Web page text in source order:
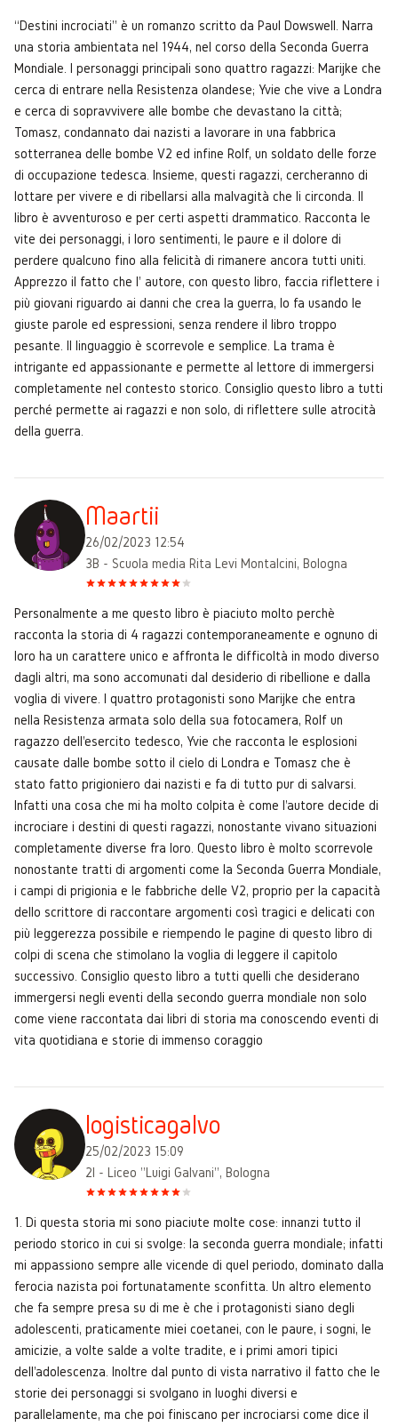
“Destini incrociati” è un romanzo scritto da Paul Dowswell. Narra
una storia ambientata nel 1944, nel corso della Seconda Guerra
Mondiale. I personaggi principali sono quattro ragazzi: Marijke che
cerca di entrare nella Resistenza olandese; Yvie che vive a Londra
e cerca di sopravvivere alle bombe che devastano la città;
Tomasz, condannato dai nazisti a lavorare in una fabbrica
sotterranea delle bombe V2 ed infine Rolf, un soldato delle forze
di occupazione tedesca. Insieme, questi ragazzi, cercheranno di
lottare per vivere e di ribellarsi alla malvagità che li circonda. Il
libro è avventuroso e per certi aspetti drammatico. Racconta le
vite dei personaggi, i loro sentimenti, le paure e il dolore di
perdere qualcuno fino alla felicità di rimanere ancora tutti uniti.
Apprezzo il fatto che l' autore, con questo libro, faccia riflettere i
più giovani riguardo ai danni che crea la guerra, lo fa usando le
giuste parole ed espressioni, senza rendere il libro troppo
pesante. Il linguaggio è scorrevole e semplice. La trama è
intrigante ed appassionante e permette al lettore di immergersi
completamente nel contesto storico. Consiglio questo libro a tutti
perché permette ai ragazzi e non solo, di riflettere sulle atrocità
della guerra.
Maartii
26/02/2023 12:54
3B - Scuola media Rita Levi Montalcini, Bologna
Personalmente a me questo libro è piaciuto molto perchè
racconta la storia di 4 ragazzi contemporaneamente e ognuno di
loro ha un carattere unico e affronta le difficoltà in modo diverso
dagli altri, ma sono accomunati dal desiderio di ribellione e dalla
voglia di vivere. I quattro protagonisti sono Marijke che entra
nella Resistenza armata solo della sua fotocamera, Rolf un
ragazzo dell'esercito tedesco, Yvie che racconta le esplosioni
causate dalle bombe sotto il cielo di Londra e Tomasz che è
stato fatto prigioniero dai nazisti e fa di tutto pur di salvarsi.
Infatti una cosa che mi ha molto colpita è come l'autore decide di
incrociare i destini di questi ragazzi, nonostante vivano situazioni
completamente diverse fra loro. Questo libro è molto scorrevole
nonostante tratti di argomenti come la Seconda Guerra Mondiale,
i campi di prigionia e le fabbriche delle V2, proprio per la capacità
dello scrittore di raccontare argomenti così tragici e delicati con
più leggerezza possibile e riempendo le pagine di questo libro di
colpi di scena che stimolano la voglia di leggere il capitolo
successivo. Consiglio questo libro a tutti quelli che desiderano
immergersi negli eventi della secondo guerra mondiale non solo
come viene raccontata dai libri di storia ma conoscendo eventi di
vita quotidiana e storie di immenso coraggio
logisticagalvo
25/02/2023 15:09
2I - Liceo "Luigi Galvani", Bologna
1. Di questa storia mi sono piaciute molte cose: innanzi tutto il
periodo storico in cui si svolge: la seconda guerra mondiale; infatti
mi appassiono sempre alle vicende di quel periodo, dominato dalla
ferocia nazista poi fortunatamente sconfitta. Un altro elemento
che fa sempre presa su di me è che i protagonisti siano degli
adolescenti, praticamente miei coetanei, con le paure, i sogni, le
amicizie, a volte salde a volte tradite, e i primi amori tipici
dell'adolescenza. Inoltre dal punto di vista narrativo il fatto che le
storie dei personaggi si svolgano in luoghi diversi e
parallelamente, ma che poi finiscano per incrociarsi come dice il